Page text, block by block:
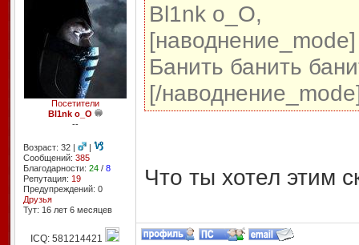
Посетители
Bl1nk o_O
--
Возраст: 32 |
|
Сообщений: 385
Благодарности: 24/ 8
Репутация: 19
Предупреждений: 0
Друзья
Тут: 16 лет 6 месяцев
Bl1nk o_O,
[наводнение_mode]
Банить банить
[/
Что ты хотел этим
ICQ: 581214421